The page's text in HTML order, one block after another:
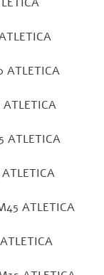
ATLETICA
ATLETICA
ATLETICA